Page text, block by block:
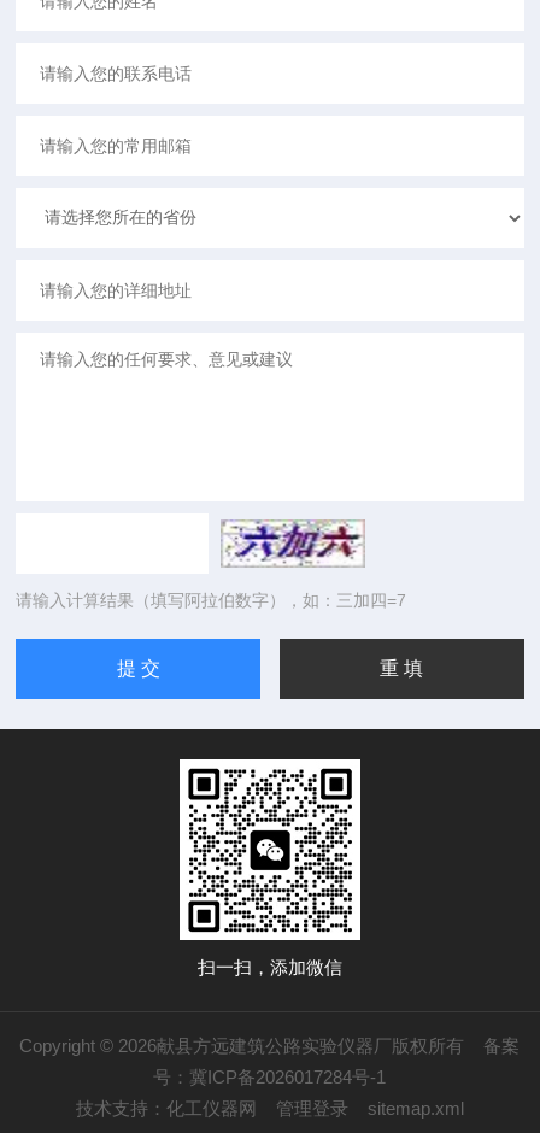
请输入计算结果（填写阿拉伯数字），如：三加四=7
扫一扫，添加微信
Copyright © 2026献县方远建筑公路实验仪器厂版权所有 备案
号：冀ICP备2026017284号-1
技术支持： 化工仪器网 管理登录 sitemap.xml